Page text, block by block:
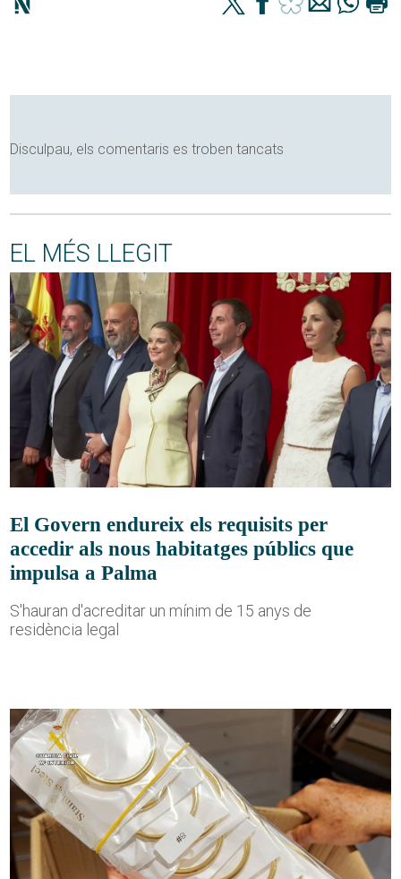
Disculpau, els comentaris es troben tancats
EL MÉS LLEGIT
El Govern endureix els requisits per
accedir als nous habitatges públics que
impulsa a Palma
S'hauran d'acreditar un mínim de 15 anys de
residència legal